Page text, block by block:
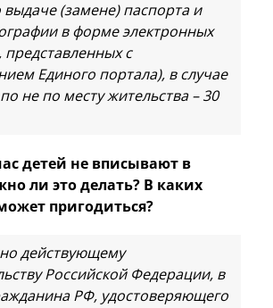
выдаче (замене) паспорта и
в форме электронных
с
Единого портала), в случае
не по месту жительства – 30
детей не вписывают в
ли это делать? В каких
пригодиться?
действующему
Российской Федерации, в
РФ, удостоверяющего